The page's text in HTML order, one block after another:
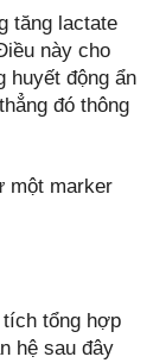
tăng lactate
này cho
huyết động ẩn
đó thông
một marker
tổng hợp
hệ sau đây